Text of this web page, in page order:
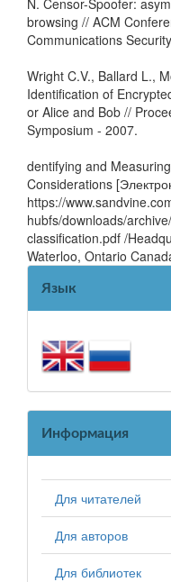
N. Censor-Spoofer:
browsing // ACM
Communications
Wright C.V., Ballard L.,
Identification of
or Alice and Bob //
Symposium - 2007.
dentifying and
Considerations
https://
hubfs/downloads/
classification.pdf /
Waterloo, Ontario
Язык
Информация
Для читателей
Для авторов
Для библиотек